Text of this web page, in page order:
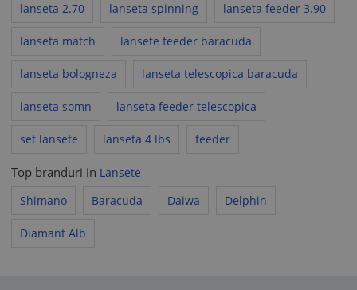
lanseta 2.70 lanseta spinning lanseta feeder 3.90
lanseta match lansete feeder baracuda
lanseta bologneza lanseta telescopica baracuda
lanseta somn lanseta feeder telescopica
set lansete lanseta 4 lbs feeder
Top branduri in Lansete
Shimano
Baracuda Daiwa Delphin
Diamant Alb